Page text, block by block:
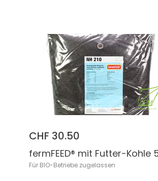
CHF 30.50
fermFEED® mit Futter-Kohle
Für BIO-Betriebe zugelassen